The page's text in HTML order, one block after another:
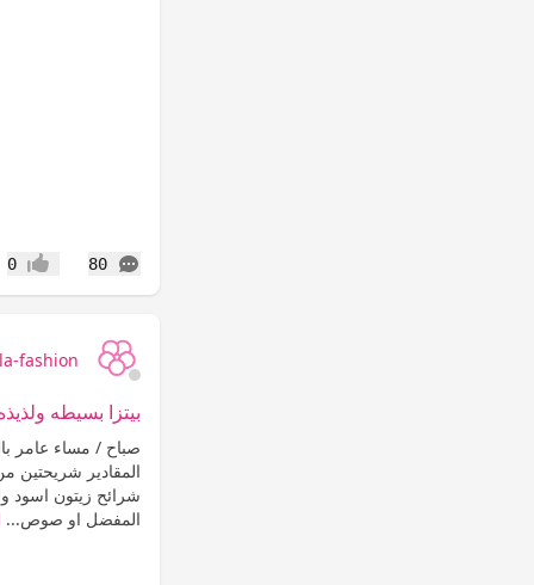
80
التعليقات إعجاب0
fashion
بيتزا بسيطه
صباح / مساء عامر
شرائح زيتون اسود
المفضل او صوص...